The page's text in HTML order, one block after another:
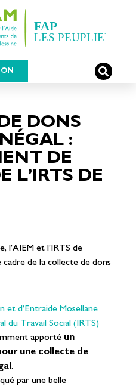
DONS
:
DE
L’IRTS DE
l’AIEM et l’IRTS de
cadre de la collecte de dons
et d’Entraide Mosellane
du Travail Social (IRTS)
apporté un
une collecte de
.
par une belle